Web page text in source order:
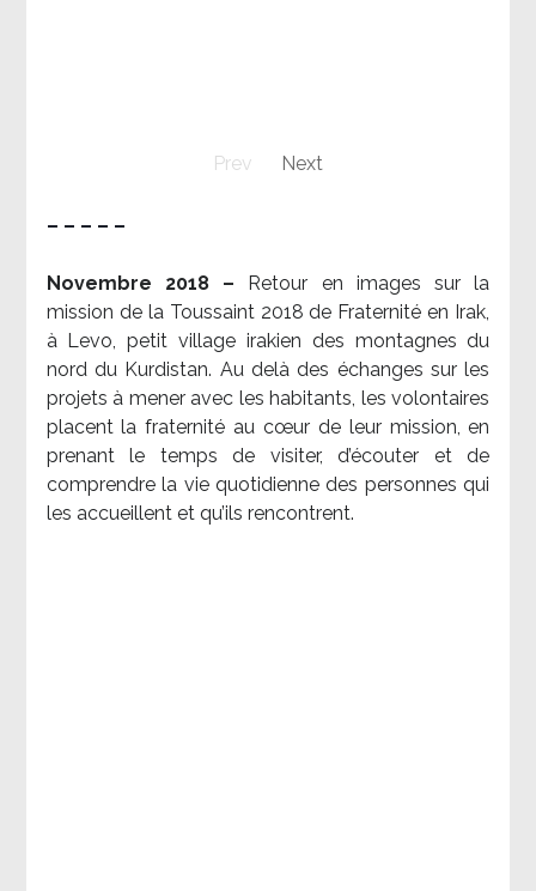
Prev Next
– – – – –
Novembre 2018 – Retour en images sur la
mission de la Toussaint 2018 de Fraternité en Irak,
à Levo, petit village irakien des montagnes du
nord du Kurdistan. Au delà des échanges sur les
projets à mener avec les habitants, les volontaires
placent la fraternité au cœur de leur mission, en
prenant le temps de visiter, d’écouter et de
comprendre la vie quotidienne des personnes qui
les accueillent et qu’ils rencontrent.